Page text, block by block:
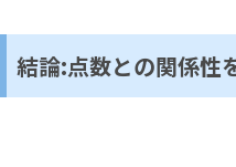
結論:点数との関係性